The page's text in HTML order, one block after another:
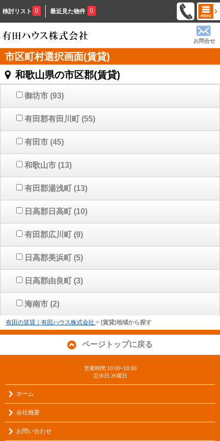
検討リスト 0 最近見た物件 0
お問合せ
市区町村選択画面(賃貸)
和歌山県の市区郡(賃貸)
御坊市 (93)
有田郡有田川町 (55)
有田市 (45)
和歌山市 (13)
有田郡湯浅町 (13)
日高郡日高町 (10)
有田郡広川町 (9)
日高郡美浜町 (5)
日高郡由良町 (3)
海南市 (2)
有田の賃貸｜有田ハウス株式会社 > (賃貸)地域から探す
ページトップに戻る
営業時間:10:00~18:00
定休日:水曜日
ホーム
会社概要
お問い合わせ